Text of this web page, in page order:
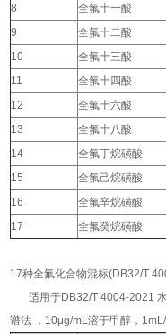
8
全氟十一酸
9
全氟十二酸
10
全氟十三酸
11
全氟十四酸
12
全氟十六酸
13
全氟十八酸
14
全氟丁烷磺酸
15
全氟己烷磺酸
16
全氟辛烷磺酸
17
全氟癸烷磺酸
17种全氟化合物混标(DB32/T
适用于DB32/T 4004-2021 水
谱法 ，10μg/mL溶于甲醇，